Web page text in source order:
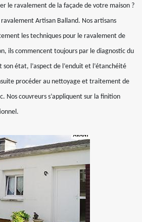
le ravalement de la façade de votre maison ?
Artisan Balland. Nos artisans
les techniques pour le ravalement de
ils commencent toujours par le diagnostic du
état, l’aspect de l’enduit et l’étanchéité
procéder au nettoyage et traitement de
Nos couvreurs s’appliquent sur la finition